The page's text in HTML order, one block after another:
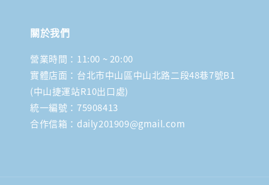
關於我們
營業時間：11:00 ~ 20:00
實體店面：台北市中山區中山北路二段48巷7號B1
(中山捷運站R10出口處)
統一編號：75908413
合作信箱：daily201909@gmail.com